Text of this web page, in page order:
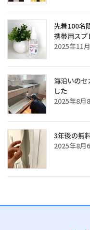
先着100名
携帯用スプ
2025年11
海沿いの
した
2025年8月
3年後の無
2025年8月